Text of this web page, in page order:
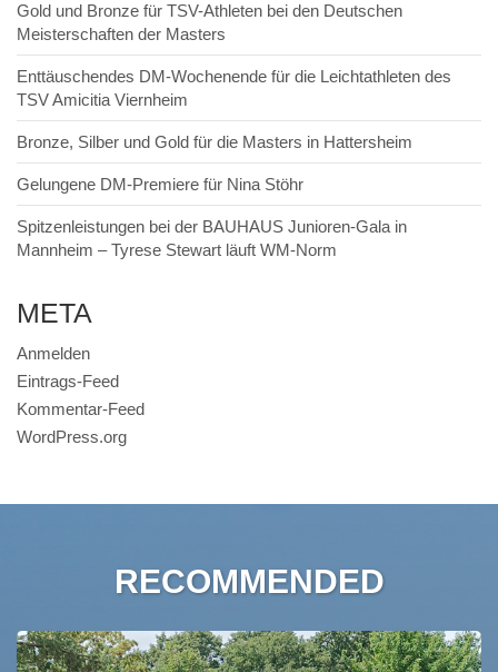
Gold und Bronze für TSV-Athleten bei den Deutschen
Meisterschaften der Masters
Enttäuschendes DM-Wochenende für die Leichtathleten des
TSV Amicitia Viernheim
Bronze, Silber und Gold für die Masters in Hattersheim
Gelungene DM-Premiere für Nina Stöhr
Spitzenleistungen bei der BAUHAUS Junioren-Gala in
Mannheim – Tyrese Stewart läuft WM-Norm
META
Anmelden
Eintrags-Feed
Kommentar-Feed
WordPress.org
RECOMMENDED